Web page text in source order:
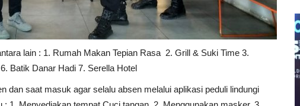
lain : 1. Rumah Makan Tepian Rasa 2. Grill & Suki Time 3.
Batik Danar Hadi 7. Serella Hotel
dan saat masuk agar selalu absen melalui aplikasi peduli lindungi